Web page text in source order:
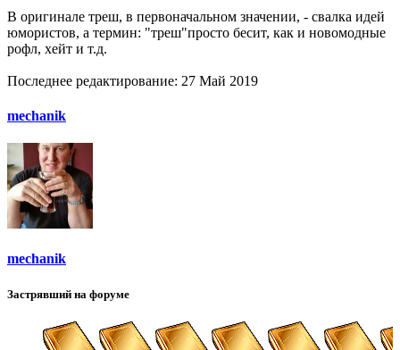
В оригинале треш, в первоначальном значении, - свалка идей
юмористов, а термин: "треш"просто бесит, как и новомодные
рофл, хейт и т.д.
Последнее редактирование: 27 Май 2019
mechanik
mechanik
Застрявший на форуме